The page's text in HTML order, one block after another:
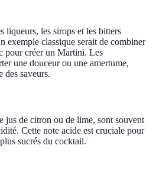
liqueurs, les sirops et les bitters
exemple classique serait de combiner
pour créer un Martini. Les
une douceur ou une amertume,
des saveurs.
jus de citron ou de lime, sont souvent
Cette note acide est cruciale pour
sucrés du cocktail.